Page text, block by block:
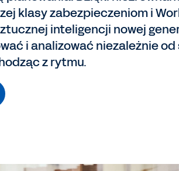
klasy zabezpieczeniom i
inteligencji nowej
i analizować niezależnie od
z rytmu.